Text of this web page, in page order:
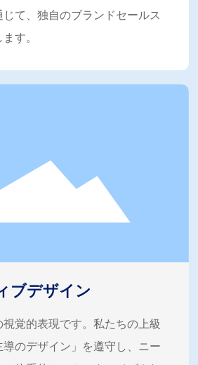
て、独自のブランドセールス
す。
ブデザイン
覚的表現です。私たちの上級
のデザイン」を遵守し、ニー